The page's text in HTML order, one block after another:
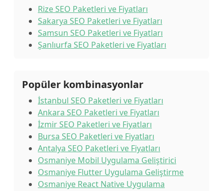
Rize SEO Paketleri ve Fiyatları
Sakarya SEO Paketleri ve Fiyatları
Samsun SEO Paketleri ve Fiyatları
Şanlıurfa SEO Paketleri ve Fiyatları
Popüler kombinasyonlar
İstanbul SEO Paketleri ve Fiyatları
Ankara SEO Paketleri ve Fiyatları
İzmir SEO Paketleri ve Fiyatları
Bursa SEO Paketleri ve Fiyatları
Antalya SEO Paketleri ve Fiyatları
Osmaniye Mobil Uygulama Geliştirici
Osmaniye Flutter Uygulama Geliştirme
Osmaniye React Native Uygulama